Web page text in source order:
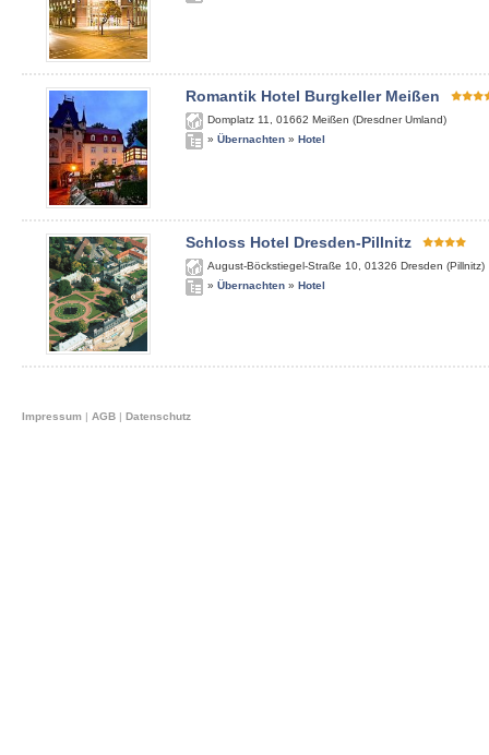
Romantik Hotel Burgkeller Meißen
Domplatz 11 01662 Meißen (Dresdner Umland)
» Übernachten » Hotel
Schloss Hotel Dresden-Pillnitz
August-Böckstiegel-Straße 10 01326 Dresden (Pillnitz)
» Übernachten » Hotel
Impressum | AGB | Datenschutz